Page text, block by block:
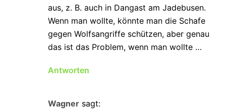
aus, z. B. auch in Dangast am Jadebusen.
Wenn man wollte, könnte man die Schafe
gegen Wolfsangriffe schützen, aber genau
das ist das Problem, wenn man wollte …
Antworten
Wagner sagt: